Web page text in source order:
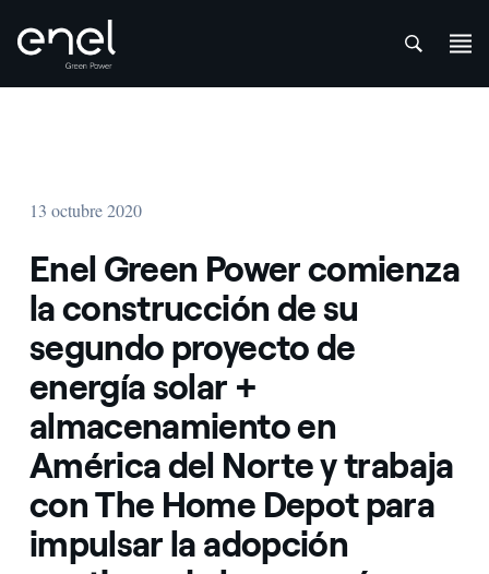
13 octubre 2020
Enel Green Power comienza
la construcción de su
segundo proyecto de
energía solar +
almacenamiento en
América del Norte y trabaja
con The Home Depot para
impulsar la adopción